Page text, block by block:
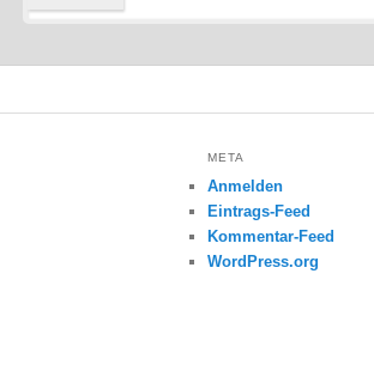
META
Anmelden
Eintrags-Feed
Kommentar-Feed
WordPress.org